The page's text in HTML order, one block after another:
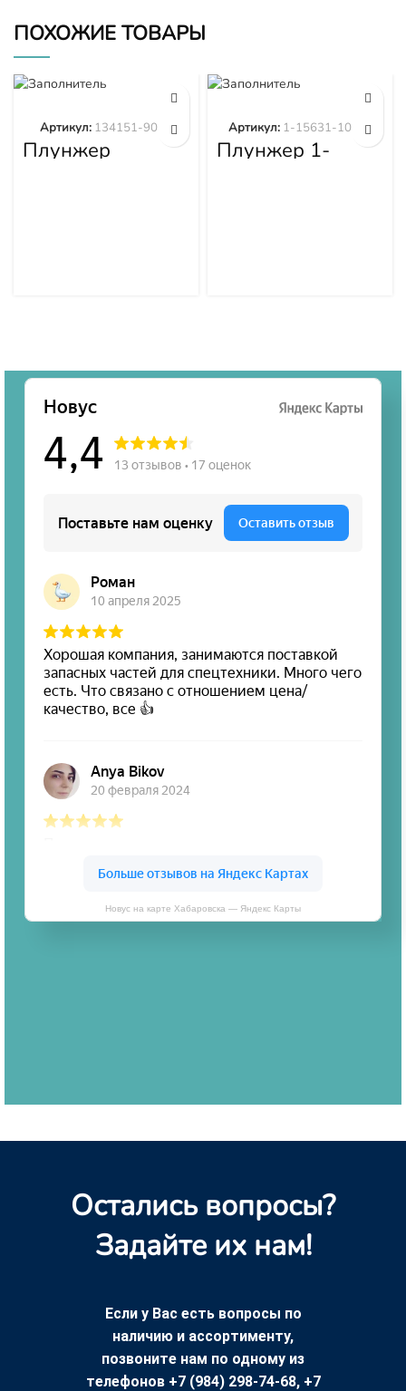
ПОХОЖИЕ ТОВАРЫ
Плунжер
134151-9020
Артикул: 134151-9020
Плунжер 1-
15631-101-0
Артикул: 1-15631-101-0
Новус на карте Хабаровска — Яндекс Карты
Остались вопросы?
Задайте их нам!
Если у Вас есть вопросы по
наличию и ассортименту,
позвоните нам по одному из
телефонов +7 (984) 298-74-68, +7